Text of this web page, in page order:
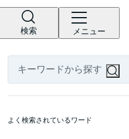
検索 メニュー
よく検索されているワード